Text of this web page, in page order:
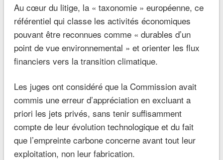
Au cœur du litige, la « taxonomie » européenne, ce
référentiel qui classe les activités économiques
pouvant être reconnues comme « durables d’un
point de vue environnemental » et orienter les flux
financiers vers la transition climatique.
Les juges ont considéré que la Commission avait
commis une erreur d’appréciation en excluant a
priori les jets privés, sans tenir suffisamment
compte de leur évolution technologique et du fait
que l’empreinte carbone concerne avant tout leur
exploitation, non leur fabrication.